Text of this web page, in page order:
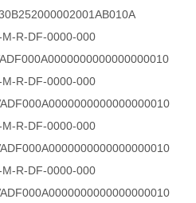
R-DF-0000-000
R-DF-0000-000
R-DF-0000-000
R-DF-0000-000